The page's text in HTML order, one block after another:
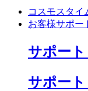
コスモスタイ
お客様サポー
サポー
サポー